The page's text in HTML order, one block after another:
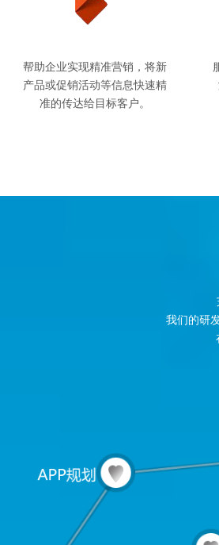
帮助企业实现精准营销，将新
产品或促销活动等信息快速精
准的传达给目标客户。
我们的研